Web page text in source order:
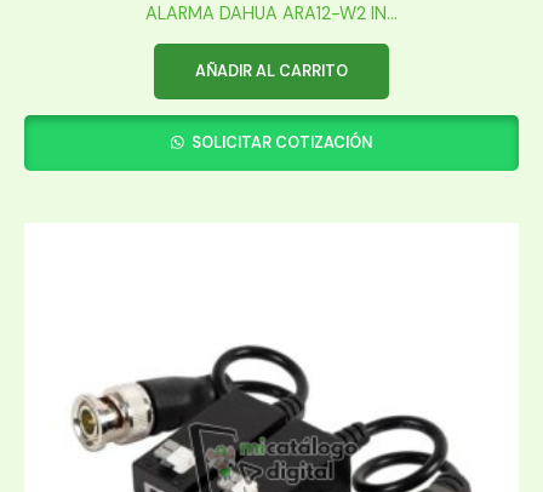
ALARMA DAHUA ARA12-W2 IN...
AÑADIR AL CARRITO
SOLICITAR COTIZACIÓN